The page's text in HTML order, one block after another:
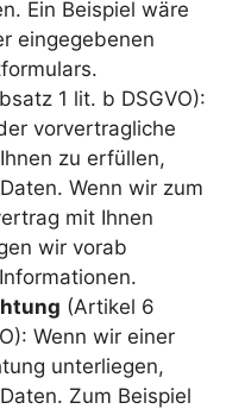
Ein Beispiel wäre
eingegebenen
1 lit. b DSGVO):
vorvertragliche
zu erfüllen,
Wenn wir zum
mit Ihnen
wir vorab
(Artikel 6
Wenn wir einer
unterliegen,
Zum Beispiel